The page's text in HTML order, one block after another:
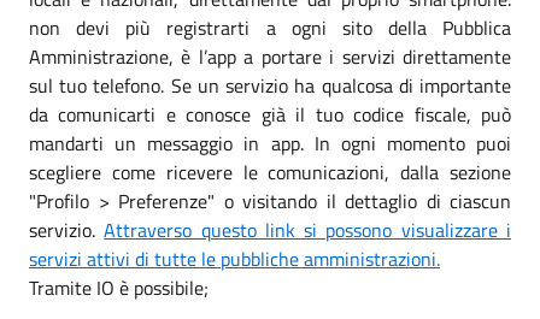
non devi più registrarti a ogni sito della Pubblica
Amministrazione, è l’app a portare i servizi direttamente
sul tuo telefono. Se un servizio ha qualcosa di importante
da comunicarti e conosce già il tuo codice fiscale, può
mandarti un messaggio in app. In ogni momento puoi
scegliere come ricevere le comunicazioni, dalla sezione
"Profilo > Preferenze" o visitando il dettaglio di ciascun
servizio.Attraverso questo link si possono visualizzare i
servizi attivi di tutte le pubbliche amministrazioni.
Tramite IO è possibile;